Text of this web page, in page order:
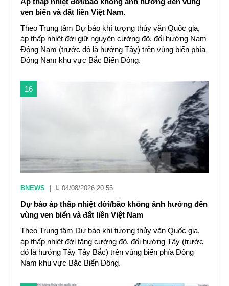
ven biển và đất liền Việt Nam.
Theo Trung tâm Dự báo khí tượng thủy văn Quốc gia,
áp thấp nhiệt đới giữ nguyên cường độ, đổi hướng Nam
Đông Nam (trước đó là hướng Tây) trên vùng biển phía
Đông Nam khu vực Bắc Biển Đông.
16
BNEWS 04/08/2026 20:55
Dự báo áp thấp nhiệt đới/bão không ảnh hưởng đến
vùng ven biển và đất liền Việt Nam
Theo Trung tâm Dự báo khí tượng thủy văn Quốc gia,
áp thấp nhiệt đới tăng cường độ, đổi hướng Tây (trước
đó là hướng Tây Tây Bắc) trên vùng biển phía Đông
Nam khu vực Bắc Biển Đông.